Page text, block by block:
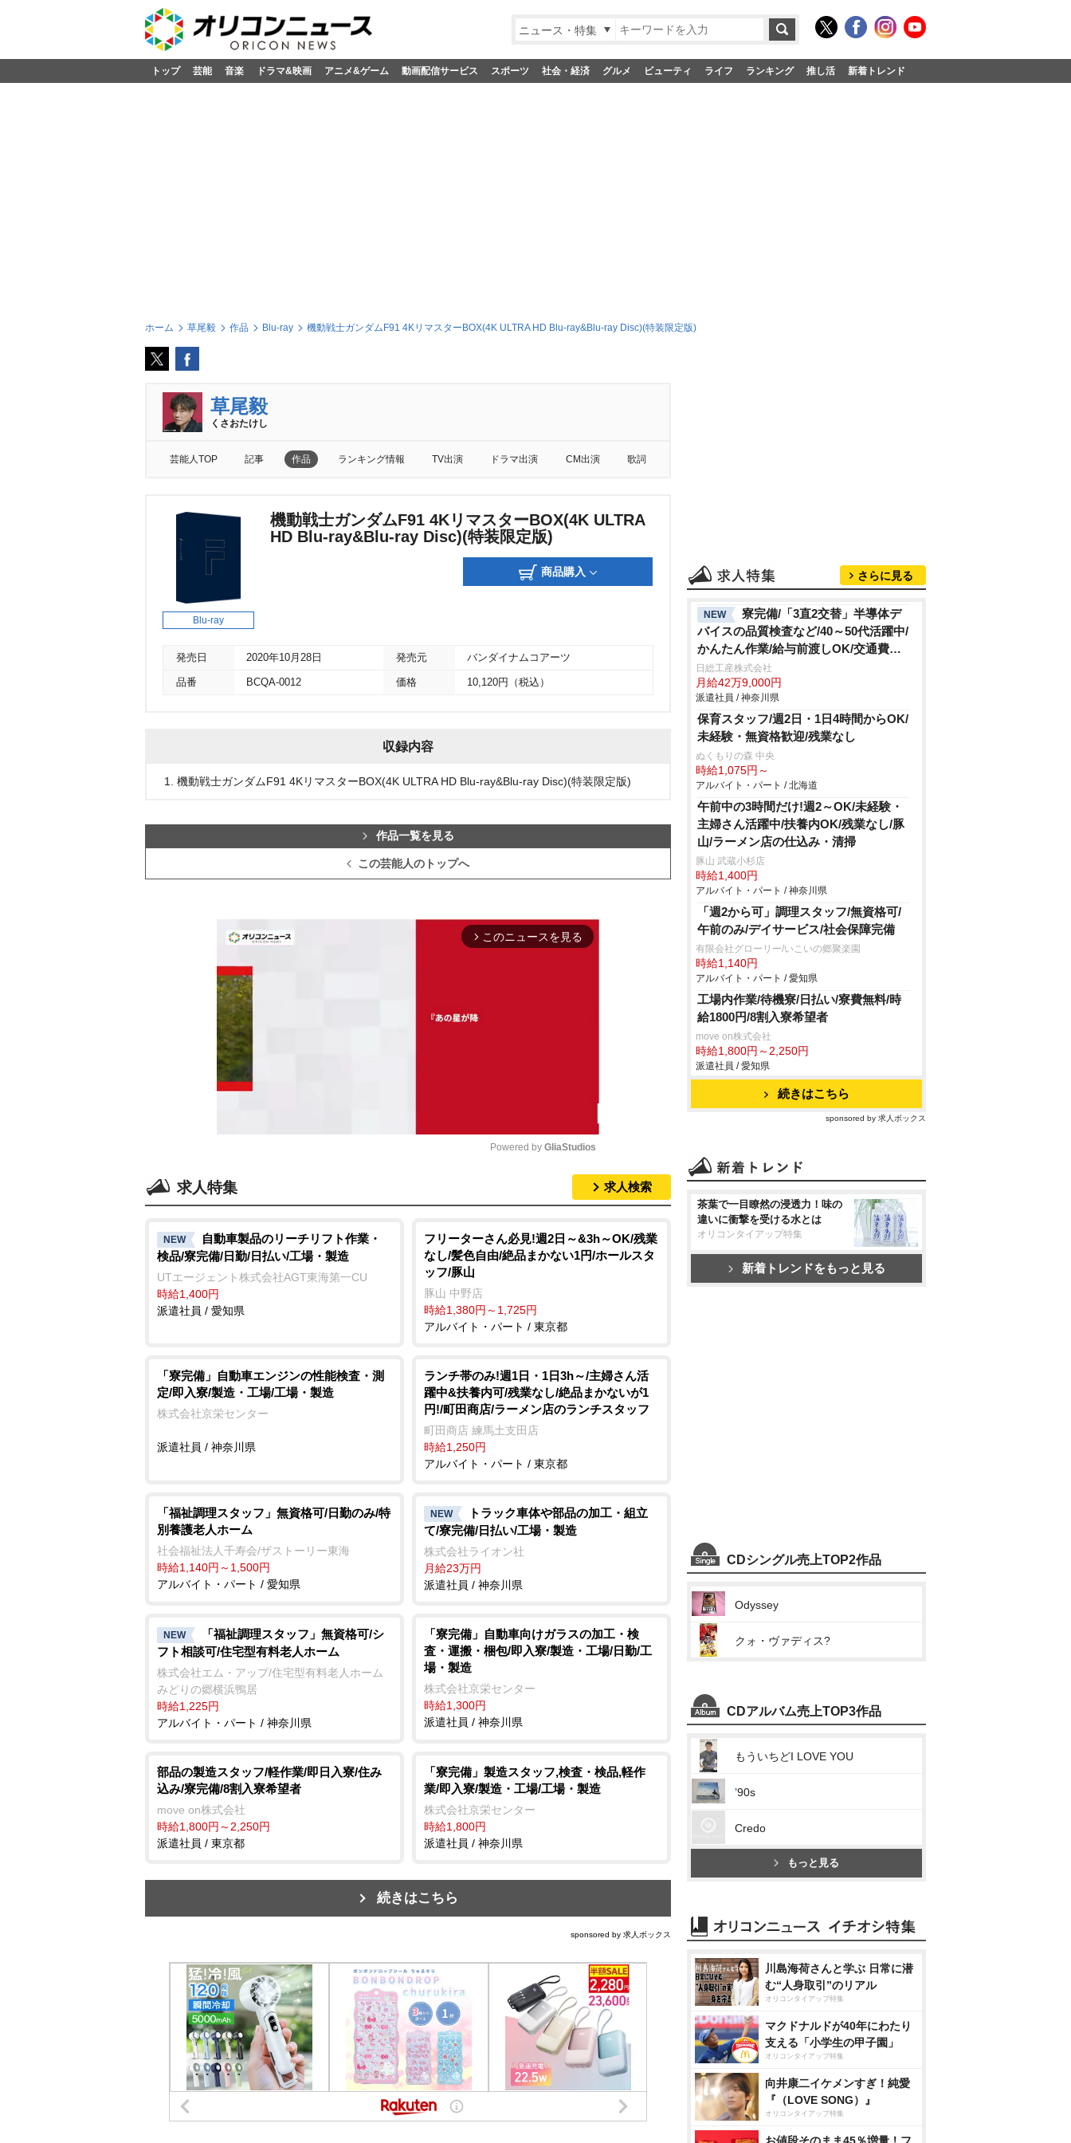
ニュース・特集
トップ 芸能 音楽 ドラマ&映画 アニメ&ゲーム 動画配信サービス スポーツ 社会・経済 グルメ ビューティ ライフ ランキング 推し活 新着トレンド
ホーム 草尾毅 作品 Blu-ray 機動戦士ガンダムF91 4KリマスターBOX(4K ULTRA HD Blu-ray&Blu-ray Disc)(特装限定版)
草尾毅
くさおたけし
芸能人TOP 記事 作品 ランキング情報 TV出演 ドラマ出演 CM出演 歌詞
Blu-ray
機動戦士ガンダムF91 4KリマスターBOX(4K ULTRA
HD Blu-ray&Blu-ray Disc)(特装限定版)
商品購入
発売日 2020年10月28日 発売元 バンダイナムコアーツ
品番 BCQA-0012 価格 10,120円（税込）
収録内容
1. 機動戦士ガンダムF91 4KリマスターBOX(4K ULTRA HD Blu-ray&Blu-ray Disc)(特装限定版)
作品一覧を見る
この芸能人のトップへ
arrow_forward_ios このニュースを見る
t
e
Powered by GliaStudios
求人特集 求人検索
NEW
自動車製品のリーチリフト作業・
検品/寮完備/日勤/日払い/工場・製造
UTエージェント株式会社AGT東海第一CU
時給1,400円
派遣社員 / 愛知県
フリーターさん必見!週2日～&3h～OK/残業
なし/髪色自由/絶品まかない1円/ホールスタ
ッフ/豚山
豚山 中野店
時給1,380円～1,725円
アルバイト・パート / 東京都
「寮完備」自動車エンジンの性能検査・測
定/即入寮/製造・工場/工場・製造
株式会社京栄センター
派遣社員 / 神奈川県
ランチ帯のみ!週1日・1日3h～/主婦さん活
躍中&扶養内可/残業なし/絶品まかないが1
円!/町田商店/ラーメン店のランチスタッフ
町田商店 練馬土支田店
時給1,250円
アルバイト・パート / 東京都
「福祉調理スタッフ」無資格可/日勤のみ/特
別養護老人ホーム
社会福祉法人千寿会/ザストーリー東海
時給1,140円～1,500円
アルバイト・パート / 愛知県
NEW
トラック車体や部品の加工・組立
て/寮完備/日払い/工場・製造
株式会社ライオン社
月給23万円
派遣社員 / 神奈川県
NEW
「福祉調理スタッフ」無資格可/シ
フト相談可/住宅型有料老人ホーム
株式会社エム・アップ/住宅型有料老人ホーム
みどりの郷横浜鴨居
時給1,225円
アルバイト・パート / 神奈川県
「寮完備」自動車向けガラスの加工・検
査・運搬・梱包/即入寮/製造・工場/日勤/工
場・製造
株式会社京栄センター
時給1,300円
派遣社員 / 神奈川県
部品の製造スタッフ/軽作業/即日入寮/住み
込み/寮完備/8割入寮希望者
move on株式会社
時給1,800円～2,250円
派遣社員 / 東京都
「寮完備」製造スタッフ,検査・検品,軽作
業/即入寮/製造・工場/工場・製造
株式会社京栄センター
時給1,800円
派遣社員 / 神奈川県
続きはこちら
sponsored by 求人ボックス
さらに見る
NEW
寮完備/「3直2交替」半導体デ
バイスの品質検査など/40～50代活躍中/
かんたん作業/給与前渡しOK/交通費支
給
日総工産株式会社
月給42万9,000円
派遣社員 / 神奈川県
保育スタッフ/週2日・1日4時間からOK/
未経験・無資格歓迎/残業なし
ぬくもりの森 中央
時給1,075円～
アルバイト・パート / 北海道
午前中の3時間だけ!週2～OK/未経験・
主婦さん活躍中/扶養内OK/残業なし/豚
山/ラーメン店の仕込み・清掃
豚山 武蔵小杉店
時給1,400円
アルバイト・パート / 神奈川県
「週2から可」調理スタッフ/無資格可/
午前のみ/デイサービス/社会保障完備
有限会社グローリー/いこいの郷聚楽園
時給1,140円
アルバイト・パート / 愛知県
工場内作業/待機寮/日払い/寮費無料/時
給1800円/8割入寮希望者
move on株式会社
時給1,800円～2,250円
派遣社員 / 愛知県
続きはこちら
sponsored by 求人ボックス
茶葉で一目瞭然の浸透力！味の
違いに衝撃を受ける水とは
オリコンタイアップ特集
新着トレンドをもっと見る
CDシングル売上TOP2作品
Odyssey
クォ・ヴァディス?
CDアルバム売上TOP3作品
もういちどI LOVE YOU
’90s
Credo
もっと見る
川島海荷さんと学ぶ 日常に潜
む“人身取引”のリアル
オリコンタイアップ特集
マクドナルドが40年にわたり
支える「小学生の甲子園」
オリコンタイアップ特集
向井康二イケメンすぎ！純愛
『（LOVE SONG）』
オリコンタイアップ特集